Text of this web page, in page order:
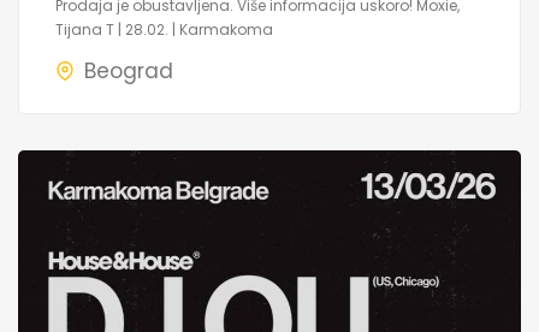
Prodaja je obustavljena. Više informacija uskoro! Moxie,
Tijana T | 28.02. | Karmakoma
Beograd